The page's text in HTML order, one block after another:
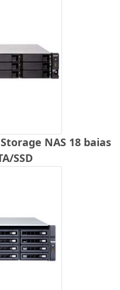
NAS 18 baias
SSD